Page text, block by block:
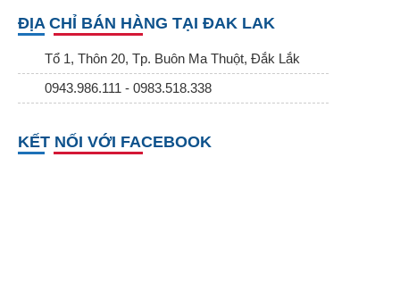
ĐỊA CHỈ BÁN HÀNG TẠI ĐAK LAK
Tổ 1, Thôn 20, Tp. Buôn Ma Thuột, Đắk Lắk
0943.986.111 - 0983.518.338
KẾT NỐI VỚI FACEBOOK